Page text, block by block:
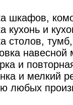
шкафов,
кухонь и
столов,
и
и мелкий
любых